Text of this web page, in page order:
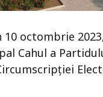
10 octombrie
Cahul a